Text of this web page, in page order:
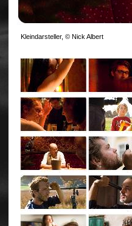
Kleindarsteller, © Nick Albert